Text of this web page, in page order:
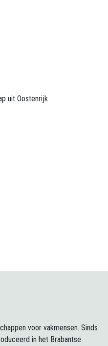
uit Oostenrijk
voor vakmensen. Sinds
in het Brabantse